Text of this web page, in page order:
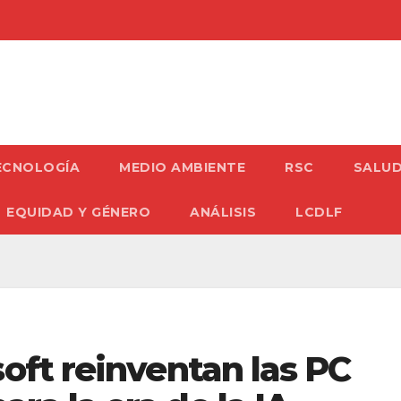
MEDIO AMBIENTE RSC
EQUIDAD Y GÉNERO ANÁLISIS LCDLF
reinventan las PC